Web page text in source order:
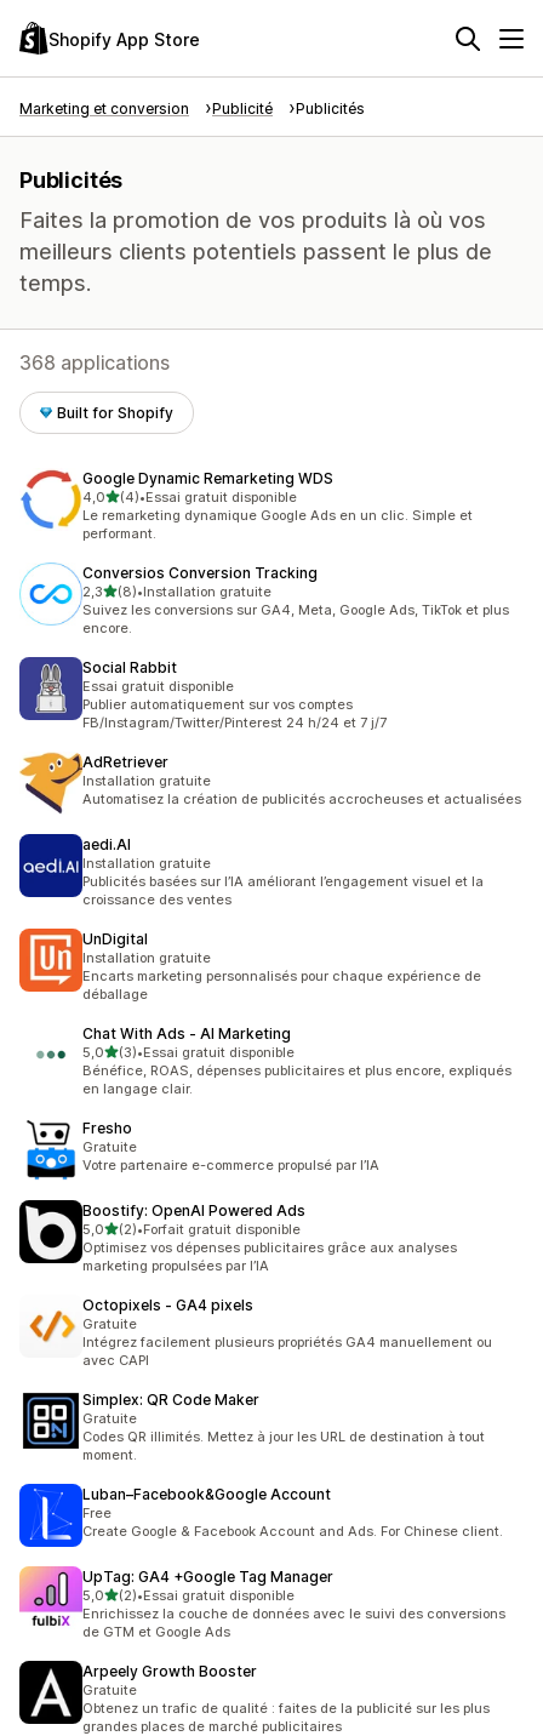
Shopify App Store
Marketing et conversion Publicité Publicités
Publicités
Faites la promotion de vos produits là où vos
meilleurs clients potentiels passent le plus de
temps.
368 applications
Built for Shopify
Google Dynamic Remarketing WDS
4,0étoile(s) sur 5
(4)
4 avis au total
•Essai gratuit disponible
Le remarketing dynamique Google Ads en un clic. Simple et
performant.
Conversios Conversion Tracking
2,3étoile(s) sur 5
(8)
8 avis au total
•Installation gratuite
Suivez les conversions sur GA4, Meta, Google Ads, TikTok et plus
encore.
Social Rabbit
Essai gratuit disponible
Publier automatiquement sur vos comptes
FB/Instagram/Twitter/Pinterest 24 h/24 et 7 j/7
AdRetriever
Installation gratuite
Automatisez la création de publicités accrocheuses et actualisées
aedi.AI
Installation gratuite
Publicités basées sur l’IA améliorant l’engagement visuel et la
croissance des ventes
UnDigital
Installation gratuite
Encarts marketing personnalisés pour chaque expérience de
déballage
Chat With Ads ‑ AI Marketing
5,0étoile(s) sur 5
(3)
3 avis au total
•Essai gratuit disponible
Bénéfice, ROAS, dépenses publicitaires et plus encore, expliqués
en langage clair.
Fresho
Gratuite
Votre partenaire e-commerce propulsé par l’IA
Boostify: OpenAI Powered Ads
5,0étoile(s) sur 5
(2)
2 avis au total
•Forfait gratuit disponible
Optimisez vos dépenses publicitaires grâce aux analyses
marketing propulsées par l’IA
Octopixels ‑ GA4 pixels
Gratuite
Intégrez facilement plusieurs propriétés GA4 manuellement ou
avec CAPI
Simplex: QR Code Maker
Gratuite
Codes QR illimités. Mettez à jour les URL de destination à tout
moment.
Luban–Facebook&Google Account
Free
Create Google & Facebook Account and Ads. For Chinese client.
UpTag: GA4 +Google Tag Manager
5,0étoile(s) sur 5
(2)
2 avis au total
•Essai gratuit disponible
Enrichissez la couche de données avec le suivi des conversions
de GTM et Google Ads
Arpeely Growth Booster
Gratuite
Obtenez un trafic de qualité : faites de la publicité sur les plus
grandes places de marché publicitaires